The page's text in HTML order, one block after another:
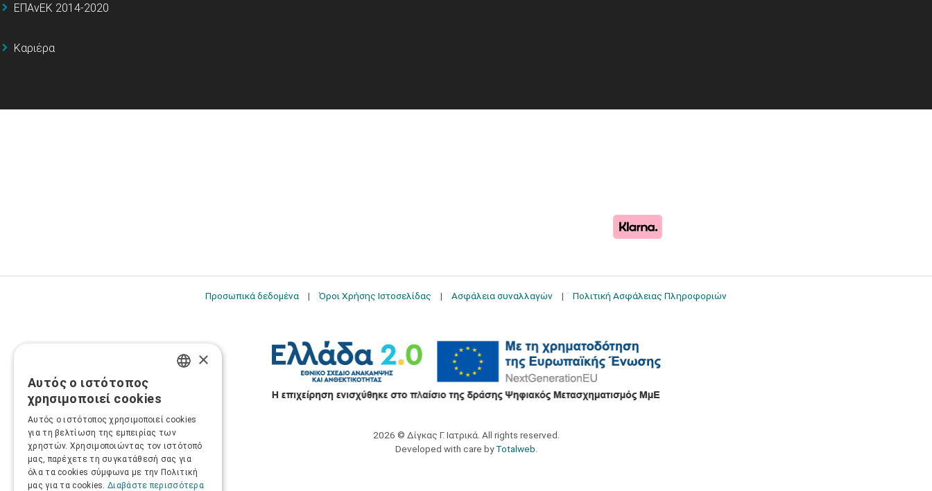
ΕΠΑνΕΚ 2014-2020
Καριέρα
Προσωπικά δεδομένα Όροι Χρήσης Ιστοσελίδας Ασφάλεια συναλλαγών Πολιτική Ασφάλειας Πληροφοριών
2026 © Δίγκας Γ. Ιατρικά. All rights reserved.
Developed with care byTotalweb
×
Αυτός ο ιστότοπος
χρησιμοποιεί cookies
Αυτός ο ιστότοπος χρησιμοποιεί cookies
για τη βελτίωση της εμπειρίας των
χρηστών. Χρησιμοποιώντας τον ιστότοπό
μας, παρέχετε τη συγκατάθεσή σας για
όλα τα cookies σύμφωνα με την Πολιτική
μας για τα cookies. Διαβάστε περισσότερα